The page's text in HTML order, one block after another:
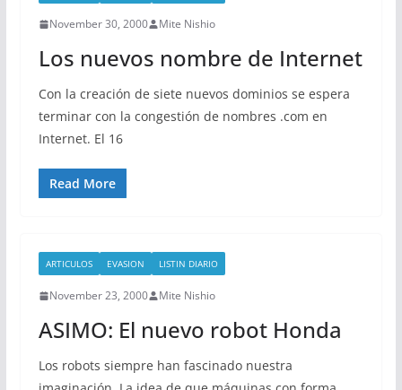
November 30, 2000 Mite Nishio
Los nuevos nombre de Internet
Con la creación de siete nuevos dominios se espera
terminar con la congestión de nombres .com en
Internet. El 16
Read More
ARTICULOS EVASION LISTIN DIARIO
November 23, 2000 Mite Nishio
ASIMO: El nuevo robot Honda
Los robots siempre han fascinado nuestra